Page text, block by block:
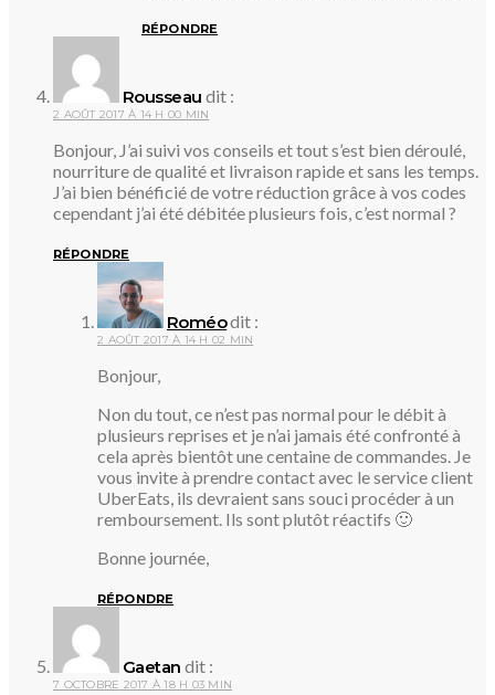
RÉPONDRE
Rousseau dit :
2 AOÛT 2017 À 14 H 00 MIN
Bonjour, J’ai suivi vos conseils et tout s’est bien déroulé,
nourriture de qualité et livraison rapide et sans les temps.
J’ai bien bénéficié de votre réduction grâce à vos codes
cependant j’ai été débitée plusieurs fois, c’est normal ?
RÉPONDRE
Roméodit :
2 AOÛT 2017 À 14 H 02 MIN
Bonjour,
Non du tout, ce n’est pas normal pour le débit à
plusieurs reprises et je n’ai jamais été confronté à
cela après bientôt une centaine de commandes. Je
vous invite à prendre contact avec le service client
UberEats, ils devraient sans souci procéder à un
remboursement. Ils sont plutôt réactifs 🙂
Bonne journée,
RÉPONDRE
Gaetan dit :
7 OCTOBRE 2017 À 18 H 03 MIN